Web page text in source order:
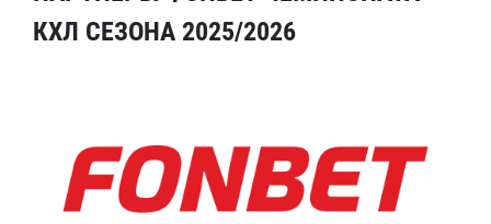
КХЛ СЕЗОНА 2025/2026